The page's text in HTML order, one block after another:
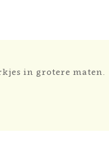
in grotere maten.